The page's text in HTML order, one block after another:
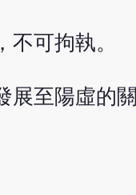
可拘執。
展至陽虛的關